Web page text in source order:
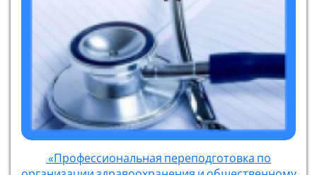
«Профессиональная переподготовка по